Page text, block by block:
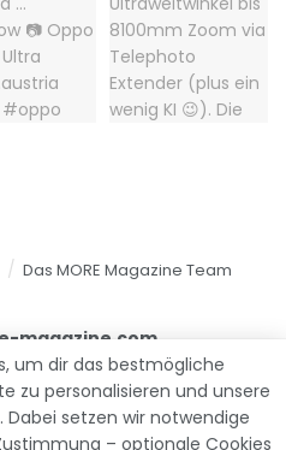
Das MORE Magazine Team
magazine.com
Magazine
um dir das bestmögliche
zu personalisieren und unsere
Dabei setzen wir notwendige
– optionale Cookies